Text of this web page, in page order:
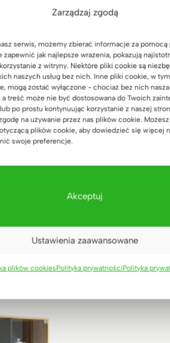
Zarządzaj zgodą
serwis, możemy zbierać informacje za pomocą
zapewnić jak najlepsze wrażenia, pokazują
korzystanie z witryny. Niektóre pliki cookie są
naszych usług bez nich. Inne pliki cookie, w
mogą zostać wyłączone - chociaż bez nich
a treść może nie być dostosowana do Twoich
po prostu kontynuując korzystanie z naszej
na używanie przez nas plików cookie.
plików cookie, aby dowiedzieć się więcej
swoje preferencje.
Akceptuj
Ustawienia zaawansowane
plików cookiesPolityka prywatnościPolityka
Zawiasy są w kolorze srebrnym
każdy mebel w wysokości
czas realizacji zamówienia
Klientów i kreatywnych liderów
na osobiste akcenty,